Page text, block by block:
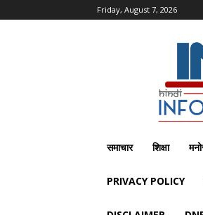
Friday, August 7, 2026
समाचार शिक्षा
PRIVACY POLICY